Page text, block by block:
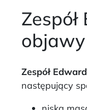
objawy
Zespół
następujący